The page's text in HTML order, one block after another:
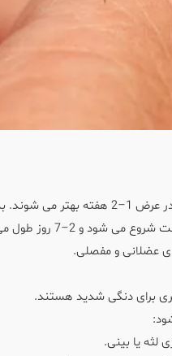
اکثر افراد مبتلا به دنگی علائم خفیف یا
برای دنگی شدید هستند.
لثه یا بینی.